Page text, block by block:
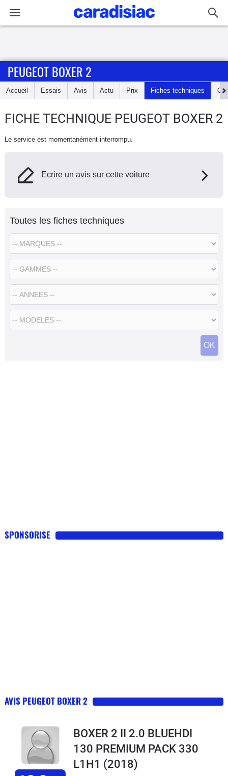
Accueil
Essais
Utilitaires
Flottes
Auto
Services
Forum
Moto
PEUGEOT BOXER 2
Accueil Essais Avis Actu Prix Fiches techniques
FICHE TECHNIQUE PEUGEOT BOXER 2
Le service est momentanément interrompu.
Ecrire un avis sur cette voiture
Toutes les fiches techniques
SPONSORISE
AVIS PEUGEOT BOXER 2
BOXER 2 II 2.0 BLUEHDI
130 PREMIUM PACK 330
L1H1 (2018)